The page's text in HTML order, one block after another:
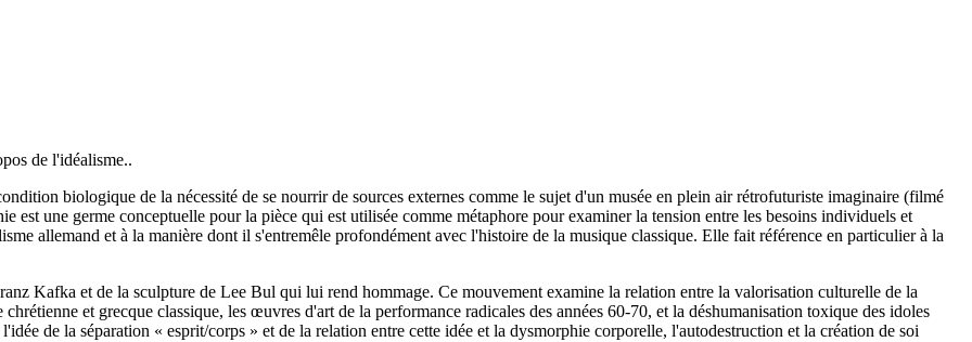
de l'idéalisme..
biologique de la nécessité de se nourrir de sources externes comme le sujet d'un musée en plein air rétrofuturiste imaginaire (filmé
une germe conceptuelle pour la pièce qui est utilisée comme métaphore pour examiner la tension entre les besoins individuels et
allemand et à la manière dont il s'entremêle profondément avec l'histoire de la musique classique. Elle fait référence en particulier à la
Kafka et de la sculpture de Lee Bul qui lui rend hommage. Ce mouvement examine la relation entre la valorisation culturelle de la
et grecque classique, les œuvres d'art de la performance radicales des années 60-70, et la déshumanisation toxique des idoles
de la séparation « esprit/corps » et de la relation entre cette idée et la dysmorphie corporelle, l'autodestruction et la création de soi